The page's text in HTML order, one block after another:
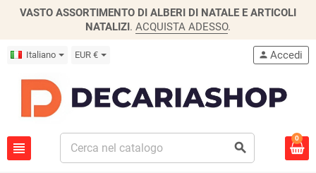
VASTO ASSORTIMENTO DI ALBERI DI NATALE E ARTICOLI
NATALIZI. ACQUISTA ADESSO.
Italiano EUR €
view_headline search
person Accedi
0